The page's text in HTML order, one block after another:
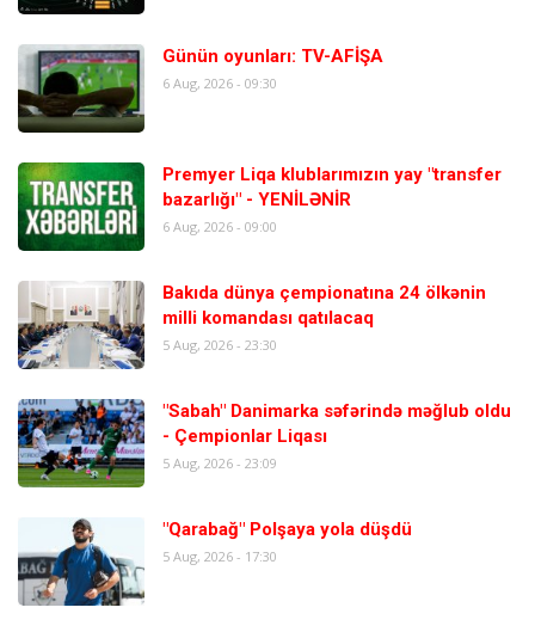
Günün oyunları: TV-AFİŞA
6 Aug, 2026 - 09:30
Premyer Liqa klublarımızın yay "transfer
bazarlığı" - YENİLƏNİR
6 Aug, 2026 - 09:00
Bakıda dünya çempionatına 24 ölkənin
milli komandası qatılacaq
5 Aug, 2026 - 23:30
"Sabah" Danimarka səfərində məğlub oldu
- Çempionlar Liqası
5 Aug, 2026 - 23:09
"Qarabağ" Polşaya yola düşdü
5 Aug, 2026 - 17:30